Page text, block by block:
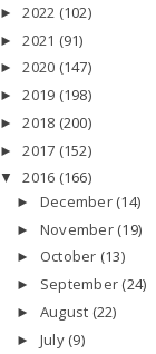
►2022 (102)
►2021 (91)
►2020 (147)
►2019 (198)
►2018 (200)
►2017 (152)
▼2016 (166)
► December (14)
► November (19)
► October (13)
► September (24)
► August (22)
► July (9)